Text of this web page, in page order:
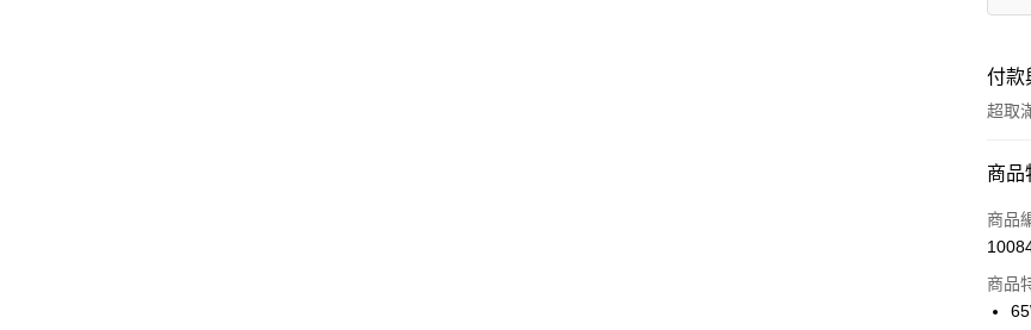
付款
超取
付
信用
商品
商品
商品